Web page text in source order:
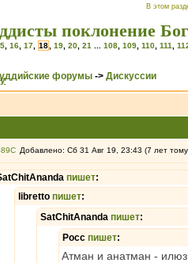
В этом
поклонение
16 17 18 19 20 21 108 109 110 111
форумы -> Дискуссии
Добавлено: Сб 31 Авг 19, 23:43 (7 лет
пишет:
libretto пишет:
SatChitAnanda пишет:
Росс пишет:
Атман и анатман -